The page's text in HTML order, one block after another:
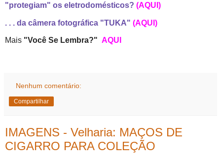
"protegiam" os eletrodomésticos? (AQUI)
. . . da câmera fotográfica "TUKA" (AQUI)
Mais "Você Se Lembra?" AQUI
Nenhum comentário:
Compartilhar
IMAGENS - Velharia: MAÇOS DE
CIGARRO PARA COLEÇÃO